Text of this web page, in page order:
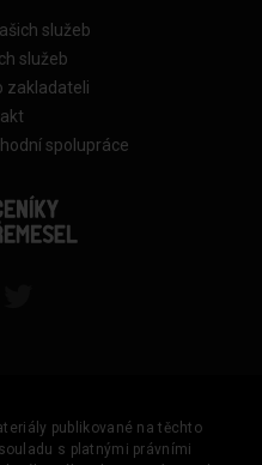
služeb
služeb
zakladateli
spolupráce
publikované na těchto
s platnými právními